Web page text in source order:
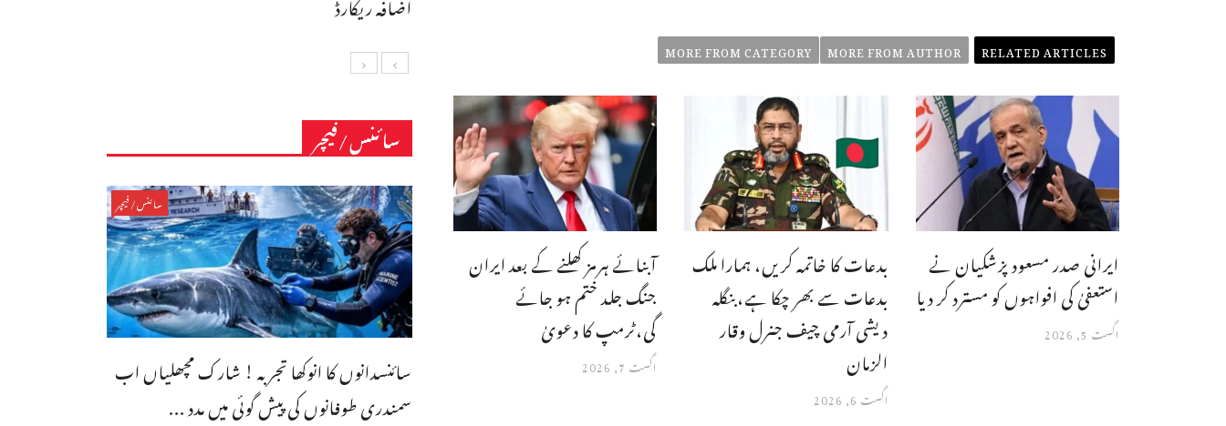
RELATED ARTICLES
MORE FROM AUTHOR
MORE FROM CATEGORY
آبنائے ہرمز کھلنے کے بعد ایران
جنگ جلد ختم ہو جائے
گی،ٹرمپ کا دعویٰ
اگست 7, 2026
بدعات کا خاتمہ کریں، ہمارا ملک
بدعات سے بھر چکا ہے،بنگله
دیشی آرمی چیف جنرل وقار
الزمان
اگست 6, 2026
ایرانی صدر مسعود پزشکیان نے
استعفیٰ کی افواہوں کو مسترد کر دیا
اگست 5, 2026
سائنس/فیچر
سائنس/فیچر
سائنسدانوں کا انوکھا تجربہ ! شارک مچھلیاں اب
سمندری طوفانوں کی پیش گوئی میں مدد ...